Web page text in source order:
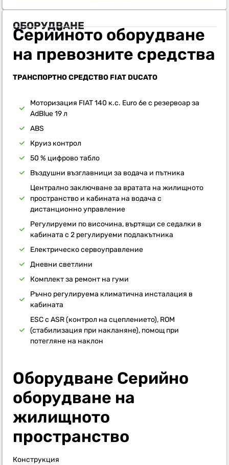
ОБОРУДВАНЕ
Серийното оборудване
на превозните средства
ТРАНСПОРТНО СРЕДСТВО FIAT DUCATO
Моторизация FIAT 140 к.с. Euro 6e с резервоар за
AdBlue 19 л
ABS
Круиз контрол
50 % цифрово табло
Въздушни възглавници за водача и пътника
Централно заключване за вратата на жилищното
пространство и кабината на водача с
дистанционно управление
Регулируеми по височина, въртящи се седалки в
кабината с 2 регулируеми подлакътника
Електрическо сервоуправление
Дневни светлини
Комплект за ремонт на гуми
Ръчно регулируема климатична инсталация в
кабината
ESC с ASR (контрол на сцеплението), ROM
(стабилизация при накланяне), помощ при
потегляне на наклон
Оборудване Серийно
оборудване на
жилищното
пространство
Конструкция